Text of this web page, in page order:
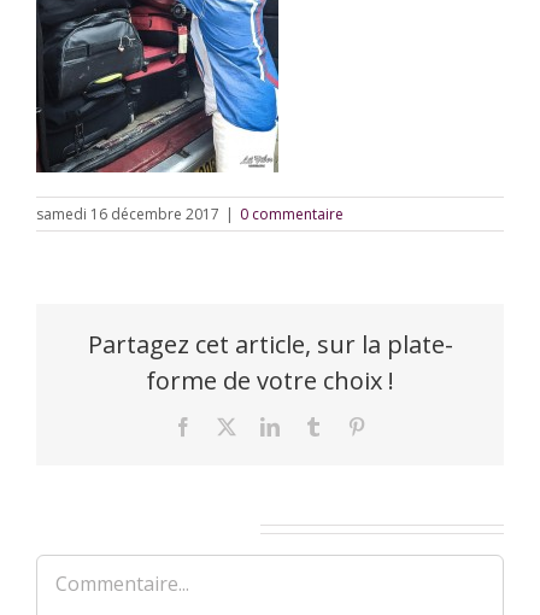
samedi 16 décembre 2017 | 0 commentaire
Partagez cet article, sur la plate-
forme de votre choix !
Facebook LinkedInTumblr
Commentaire